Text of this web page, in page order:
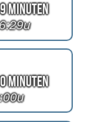
Minuten
Minuten